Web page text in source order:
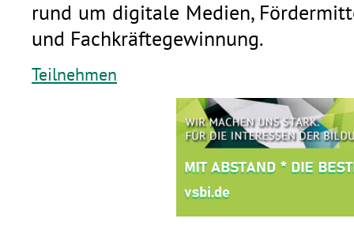
rund um digitale Medien,
und Fachkräftegewinnung.
Teilnehmen